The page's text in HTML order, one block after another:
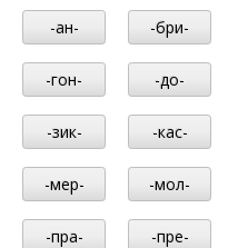
-ан-
-бри-
-гон- -до-
-зик- -кас-
-мер- -мол-
-пра- -пре-